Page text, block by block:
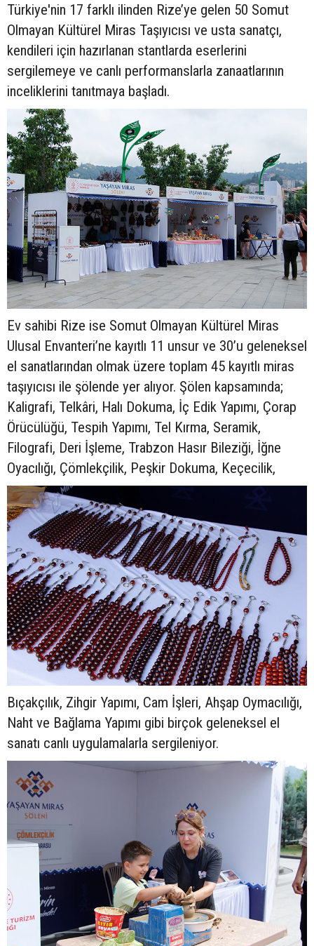
Türkiye'nin 17 farklı ilinden Rize’ye gelen 50 Somut
Olmayan Kültürel Miras Taşıyıcısı ve usta sanatçı,
kendileri için hazırlanan stantlarda eserlerini
sergilemeye ve canlı performanslarla zanaatlarının
inceliklerini tanıtmaya başladı.
Ev sahibi Rize ise Somut Olmayan Kültürel Miras
Ulusal Envanteri’ne kayıtlı 11 unsur ve 30’u geleneksel
el sanatlarından olmak üzere toplam 45 kayıtlı miras
taşıyıcısı ile şölende yer alıyor. Şölen kapsamında;
Kaligrafi, Telkâri, Halı Dokuma, İç Edik Yapımı, Çorap
Örücülüğü, Tespih Yapımı, Tel Kırma, Seramik,
Filografi, Deri İşleme, Trabzon Hasır Bileziği, İğne
Oyacılığı, Çömlekçilik, Peşkir Dokuma, Keçecilik,
Bıçakçılık, Zihgir Yapımı, Cam İşleri, Ahşap Oymacılığı,
Naht ve Bağlama Yapımı gibi birçok geleneksel el
sanatı canlı uygulamalarla sergileniyor.